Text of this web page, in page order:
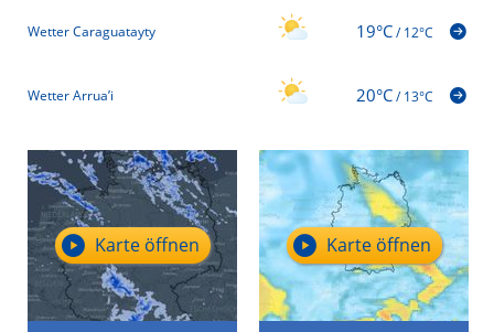
Wetter Caraguatayty 19°C/12°C
Wetter Arrua’i 20°C/13°C
Karte öffnen Karte öffnen